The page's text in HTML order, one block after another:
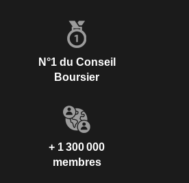
N°1 du Conseil
Boursier
+ 1 300 000
membres